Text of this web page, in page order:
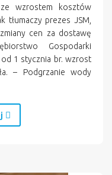
wzrostem kosztów
tłumaczy prezes JSM,
cen za dostawę
Gospodarki
od 1 stycznia br. wzrost
– Podgrzanie wody